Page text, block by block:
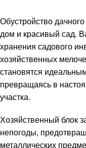
Обустройство
дом и красивый сад.
хранения садового
хозяйственных
становятся
превращаясь в
участка.
Хозяйственный блок
непогоды,
металлических